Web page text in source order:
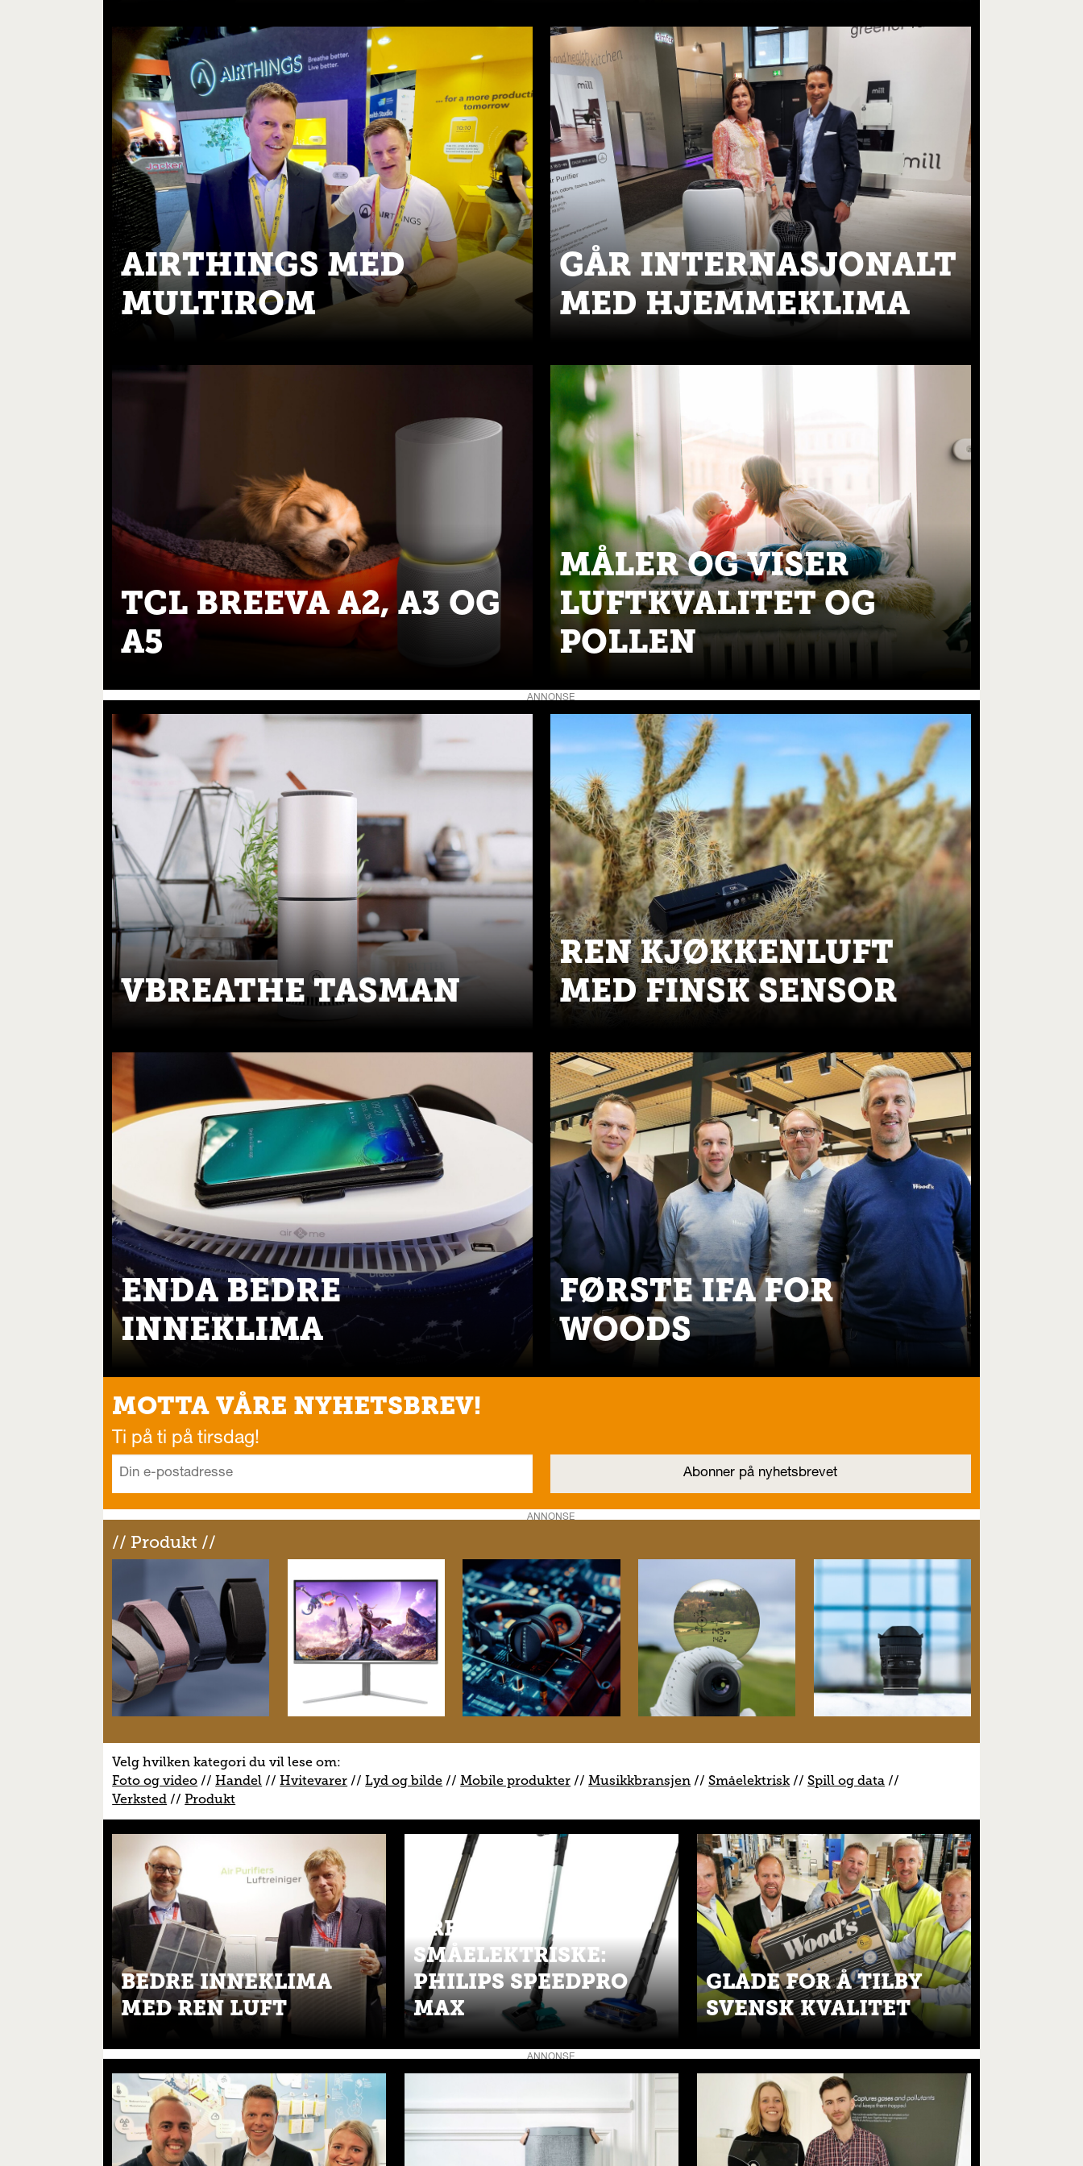
AIRTHINGS MED
MULTIROM
GÅR INTERNASJONALT
MED HJEMMEKLIMA
TCL BREEVA A2, A3 OG
A5
MÅLER OG VISER
LUFTKVALITET OG
POLLEN
ANNONSE
VBREATHE TASMAN
REN KJØKKENLUFT
MED FINSK SENSOR
ENDA BEDRE
INNEKLIMA
FØRSTE IFA FOR
WOODS
MOTTA VÅRE NYHETSBREV!
Ti på ti på tirsdag!
ANNONSE
// Produkt //
Velg hvilken kategori du vil lese om:
Foto og video //Handel //Hvitevarer //Lyd og bilde //Mobile produkter //Musikkbransjen //Småelektrisk //Spill og data //
Verksted //Produkt
BEDRE INNEKLIMA
MED REN LUFT
ÅRETS
SMÅELEKTRISKE:
PHILIPS SPEEDPRO
MAX
GLADE FOR Å TILBY
SVENSK KVALITET
ANNONSE